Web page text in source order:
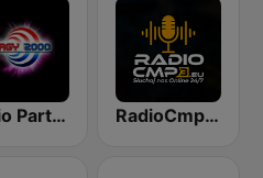
Radio Party - kanał Energy 2000 RadioCmp3.eu - Muzyka Klubowa | Kanał Główny